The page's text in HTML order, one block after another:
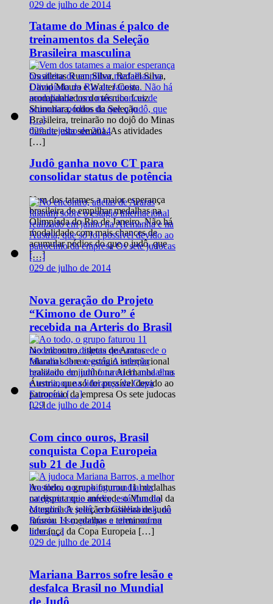
029 de julho de 2014
Tatame do Minas é palco de
treinamentos da Seleção
Brasileira masculina
Os atletas Ruan Silva, Rafael Silva,
David Moura e Walter Costa
acompanhados do técnico Luiz
Shinohara, todos da Seleção
Brasileira, treinarão no dojô do Minas
durante esta semana. As atividades
[…]
029 de julho de 2014
Judô ganha novo CT para
consolidar status de potência
Vem dos tatames a maior esperança
brasileira de empilhar medalhas na
Olimpíada do Rio de Janeiro. Não há
modalidade com mais chances de
acumular pódios do que o judô, que
[…]
029 de julho de 2014
Nova geração do Projeto
“Kimono de Ouro” é
recebida na Arteris do Brasil
No encontro, atletas de Araras
falaram sobre o estágio internacional
realizado em junho na Alemanha e na
Áustria, que só foi possível devido ao
patrocínio da empresa Os sete judocas
[…]
029 de julho de 2014
Com cinco ouros, Brasil
conquista Copa Europeia
sub 21 de Judô
Ao todo, o grupo faturou 11 medalhas
na disputa que antecede o Mundial da
categoria A seleção brasileira de judô
faturou 11 medalhas e terminou na
liderança da Copa Europeia […]
029 de julho de 2014
Mariana Barros sofre lesão e
desfalca Brasil no Mundial
de Judô